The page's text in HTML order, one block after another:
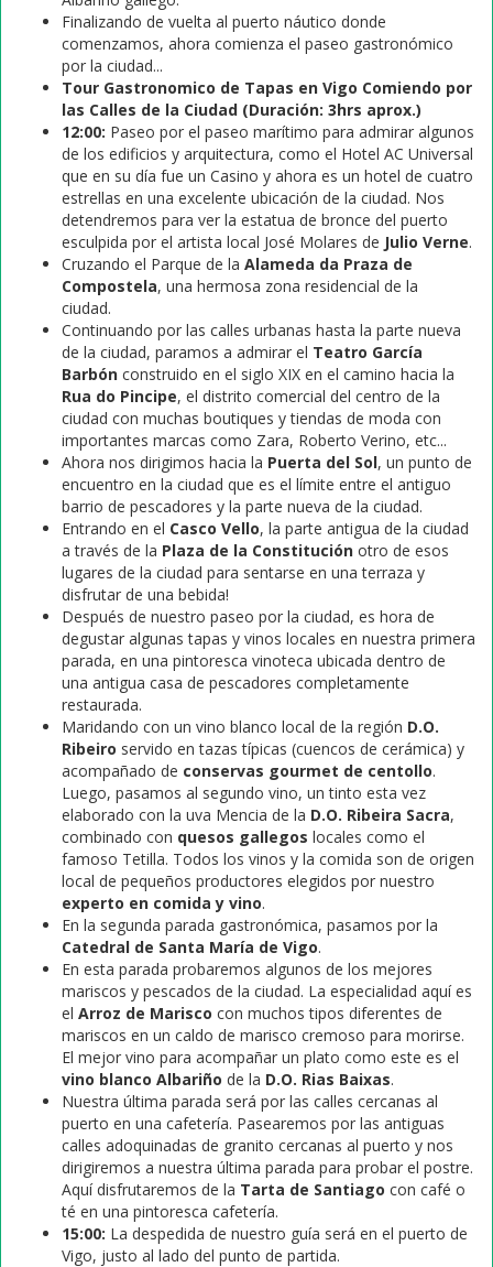
Finalizando de vuelta al puerto náutico donde
comenzamos, ahora comienza el paseo gastronómico
por la ciudad...
Tour Gastronomico de Tapas en Vigo Comiendo por
las Calles de la Ciudad (Duración: 3hrs aprox.)
12:00: Paseo por el paseo marítimo para admirar algunos
de los edificios y arquitectura, como el Hotel AC Universal
que en su día fue un Casino y ahora es un hotel de cuatro
estrellas en una excelente ubicación de la ciudad. Nos
detendremos para ver la estatua de bronce del puerto
esculpida por el artista local José Molares de Julio Verne.
Cruzando el Parque de la Alameda da Praza de
Compostela, una hermosa zona residencial de la
ciudad.
Continuando por las calles urbanas hasta la parte nueva
de la ciudad, paramos a admirar el Teatro García
Barbón construido en el siglo XIX en el camino hacia la
Rua do Pincipe, el distrito comercial del centro de la
ciudad con muchas boutiques y tiendas de moda con
importantes marcas como Zara, Roberto Verino, etc...
Ahora nos dirigimos hacia la Puerta del Sol, un punto de
encuentro en la ciudad que es el límite entre el antiguo
barrio de pescadores y la parte nueva de la ciudad.
Entrando en el Casco Vello, la parte antigua de la ciudad
a través de la Plaza de la Constitución otro de esos
lugares de la ciudad para sentarse en una terraza y
disfrutar de una bebida!
Después de nuestro paseo por la ciudad, es hora de
degustar algunas tapas y vinos locales en nuestra primera
parada, en una pintoresca vinoteca ubicada dentro de
una antigua casa de pescadores completamente
restaurada.
Maridando con un vino blanco local de la región D.O.
Ribeiro servido en tazas típicas (cuencos de cerámica) y
acompañado de conservas gourmet de centollo.
Luego, pasamos al segundo vino, un tinto esta vez
elaborado con la uva Mencia de la D.O. Ribeira Sacra,
combinado con quesos gallegos locales como el
famoso Tetilla. Todos los vinos y la comida son de origen
local de pequeños productores elegidos por nuestro
experto en comida y vino.
En la segunda parada gastronómica, pasamos por la
Catedral de Santa María de Vigo.
En esta parada probaremos algunos de los mejores
mariscos y pescados de la ciudad. La especialidad aquí es
el Arroz de Marisco con muchos tipos diferentes de
mariscos en un caldo de marisco cremoso para morirse.
El mejor vino para acompañar un plato como este es el
vino blanco Albariño de la D.O. Rias Baixas.
Nuestra última parada será por las calles cercanas al
puerto en una cafetería. Pasearemos por las antiguas
calles adoquinadas de granito cercanas al puerto y nos
dirigiremos a nuestra última parada para probar el postre.
Aquí disfrutaremos de la Tarta de Santiago con café o
té en una pintoresca cafetería.
15:00: La despedida de nuestro guía será en el puerto de
Vigo, justo al lado del punto de partida.